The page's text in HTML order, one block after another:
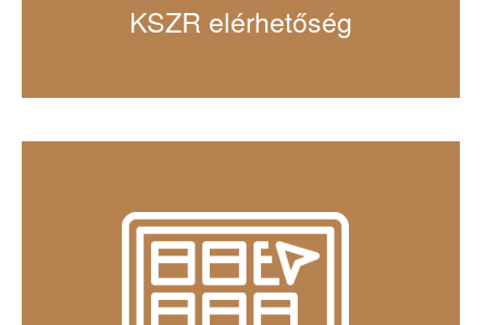
KSZR elérhetőség